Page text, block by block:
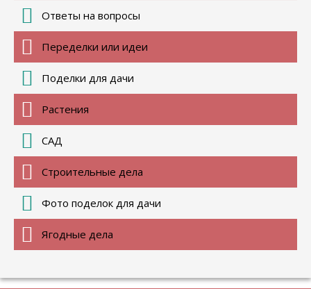
Ответы на вопросы
Переделки или идеи
Поделки для дачи
Растения
САД
Строительные дела
Фото поделок для дачи
Ягодные дела